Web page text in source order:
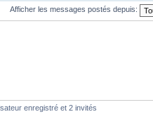
Afficher les messages postés depuis:
enregistré et 2 invités